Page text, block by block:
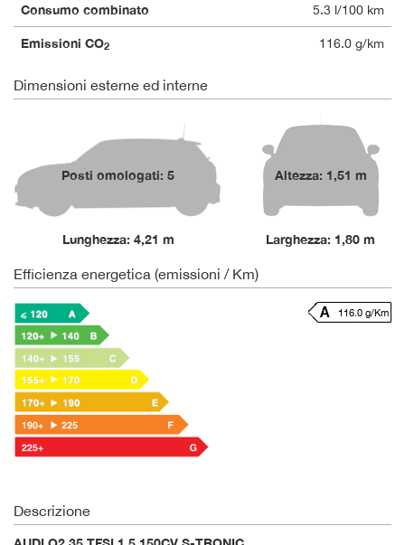
Consumo combinato 5.3 l/100 km
Emissioni CO2 116.0 g/km
Dimensioni esterne ed interne
Posti omologati: 5
Lunghezza: 4,21 m
Altezza: 1,51 m
Larghezza: 1,80 m
Efficienza energetica (emissioni / Km)
116.0 g/Km
Descrizione